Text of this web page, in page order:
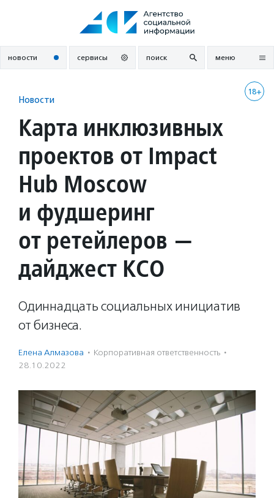
новости сервисы поиск меню
18+
Новости
Карта инклюзивных
проектов от Impact
Hub Moscow
и фудшеринг
от ретейлеров —
дайджест КСО
Одиннадцать социальных инициатив
от бизнеса.
Елена Алмазова · Корпоративная ответственность ·
28.10.2022